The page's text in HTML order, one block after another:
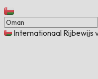
Internationaal Rijbewijs